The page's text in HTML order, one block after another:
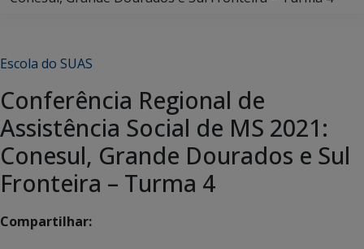
Escola do SUAS
Conferência Regional de
Assistência Social de MS 2021:
Conesul, Grande Dourados e Sul
Fronteira – Turma 4
Compartilhar: